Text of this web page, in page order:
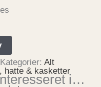
Kategorier: Alt
hatte & kasketter
i…